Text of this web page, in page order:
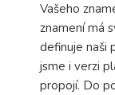
Vašeho
znamení má
definuje naši
jsme i verzi
propojí. Do